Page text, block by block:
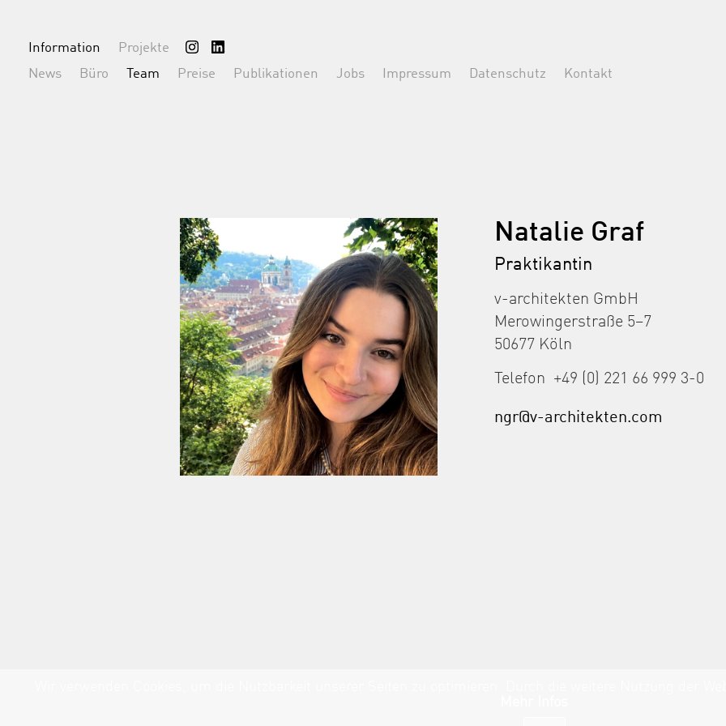
Information
Projekte
News
Büro Team Preise Publikationen Jobs Impressum Datenschutz Kontakt
Natalie Graf
Praktikantin
v-architekten GmbH
Merowingerstraße 5–7
50677 Köln
Telefon +49 (0) 221 66 999 3-0
ngr@v-architekten.com